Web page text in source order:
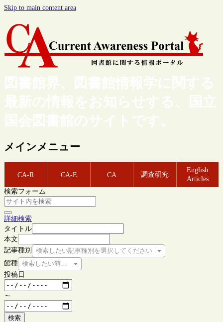
Skip to main content area
図書館界、図書館情報学に関する
最新の情報をお知らせする、国立
国会図書館のサイトです。
メインメニュー
CA-R CA-E CA 調査研究
English
Articles
検索フォーム
詳細検索
タイトル
本文
記事種別
検索したい記事種別を選択してください
館種 検索したい館種を選択してください
投稿日
～
検索